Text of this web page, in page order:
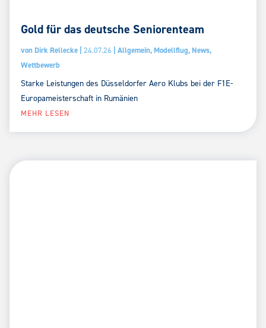
Gold für das deutsche Seniorenteam
von Dirk Rellecke 24.07.26 Allgemein, Modellflug, News,
Wettbewerb
Starke Leistungen des Düsseldorfer Aero Klubs bei der F1E-
Europameisterschaft in Rumänien
MEHR LESEN